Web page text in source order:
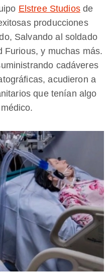
Elstree Studiosde
producciones
Salvando al soldado
Furious, y muchas más.
cadáveres
acudieron a
que tenían algo